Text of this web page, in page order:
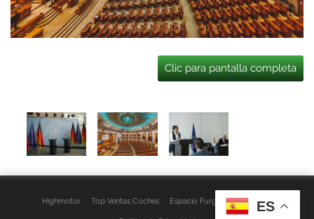
Clic para pantalla completa
Highmotor Top Ventas Coches Espacio Furgo Aviso Legal
ES